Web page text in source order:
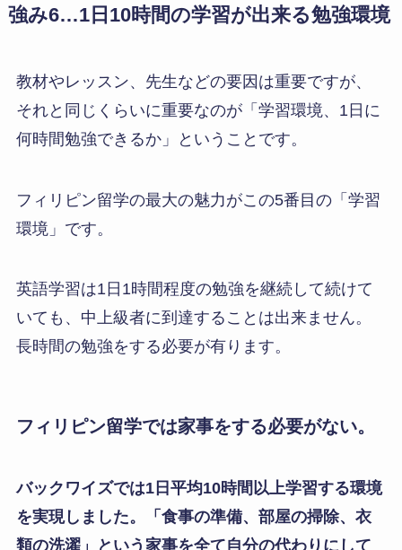
強み6…1日10時間の学習が出来る勉強環境
教材やレッスン、先生などの要因は重要ですが、
それと同じくらいに重要なのが「学習環境、1日に
何時間勉強できるか」ということです。
フィリピン留学の最大の魅力がこの5番目の「学習
環境」です。
英語学習は1日1時間程度の勉強を継続して続けて
いても、中上級者に到達することは出来ません。
長時間の勉強をする必要が有ります。
フィリピン留学では家事をする必要がない。
バックワイズでは1日平均10時間以上学習する環境
を実現しました。「食事の準備、部屋の掃除、衣
類の洗濯」という家事を全て自分の代わりにして